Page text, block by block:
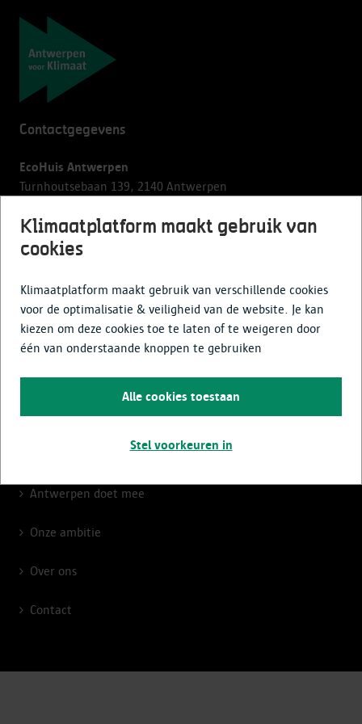
Klimaatplatform maakt gebruik van
cookies
Klimaatplatform maakt gebruik van verschillende cookies
voor de optimalisatie & veiligheid van de website. Je kan
kiezen om deze cookies toe te laten of te weigeren door
één van onderstaande knoppen te gebruiken
Alle cookies toestaan
Stel voorkeuren in
Contactgegevens
EcoHuis Antwerpen
Turnhoutsebaan 139, 2140 Antwerpen
lwe@antwerpen.be
03 338 60 66
gesloten op maandag.
Navigatie
Sitemap
Advies en begeleiding
Premies en subsidies
Antwerpen doet mee
Onze ambitie
Over ons
Contact